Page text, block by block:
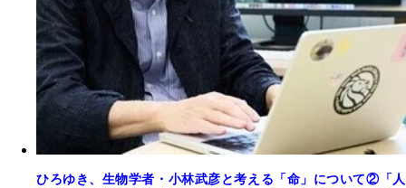
ひろゆき、生物学者・小林武彦と考える「命」について②「人